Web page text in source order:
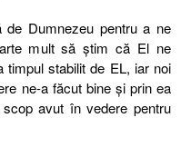
de Dumnezeu pentru a ne
mult să ştim că El ne
timpul stabilit de EL, iar noi
ne-a făcut bine şi prin ea
avut în vedere pentru